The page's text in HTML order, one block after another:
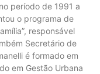
período de 1991 a
o programa de
responsável
Secretário de
é formado em
em Gestão Urbana